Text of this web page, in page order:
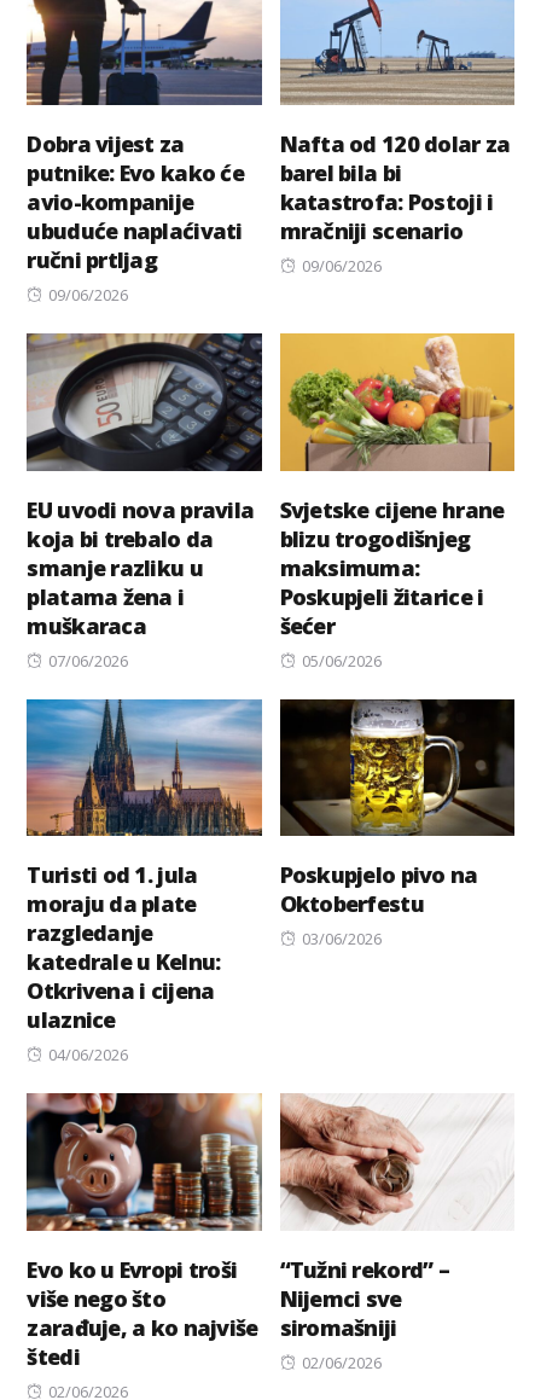
Dobra vijest za
putnike: Evo kako će
avio-kompanije
ubuduće naplaćivati
ručni prtljag
Posted
09/06/2026
Nafta od 120 dolar za
barel bila bi
katastrofa: Postoji i
mračniji scenario
Posted
09/06/2026
EU uvodi nova pravila
koja bi trebalo da
smanje razliku u
platama žena i
muškaraca
Posted
07/06/2026
Svjetske cijene hrane
blizu trogodišnjeg
maksimuma:
Poskupjeli žitarice i
šećer
Posted
05/06/2026
Turisti od 1. jula
moraju da plate
razgledanje
katedrale u Kelnu:
Otkrivena i cijena
ulaznice
Posted
04/06/2026
Poskupjelo pivo na
Oktoberfestu
Posted
03/06/2026
Evo ko u Evropi troši
više nego što
zarađuje, a ko najviše
štedi
Posted
02/06/2026
“Tužni rekord” –
Nijemci sve
siromašniji
Posted
02/06/2026